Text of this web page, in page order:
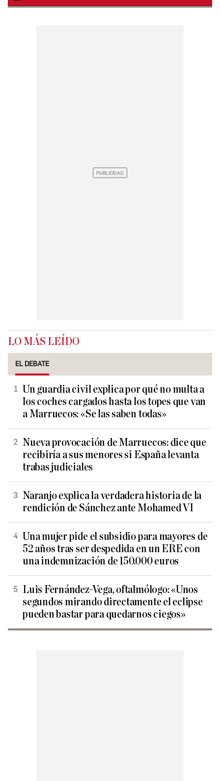
LO MÁS LEÍDO
EL DEBATE
Un guardia civil explica por qué no multa a
los coches cargados hasta los topes que van
a Marruecos: «Se las saben todas»
Nueva provocación de Marruecos: dice que
recibiría a sus menores si España levanta
trabas judiciales
Naranjo explica la verdadera historia de la
rendición de Sánchez ante Mohamed VI
Una mujer pide el subsidio para mayores de
52 años tras ser despedida en un ERE con
una indemnización de 150.000 euros
Luis Fernández-Vega, oftalmólogo: «Unos
segundos mirando directamente el eclipse
pueden bastar para quedarnos ciegos»